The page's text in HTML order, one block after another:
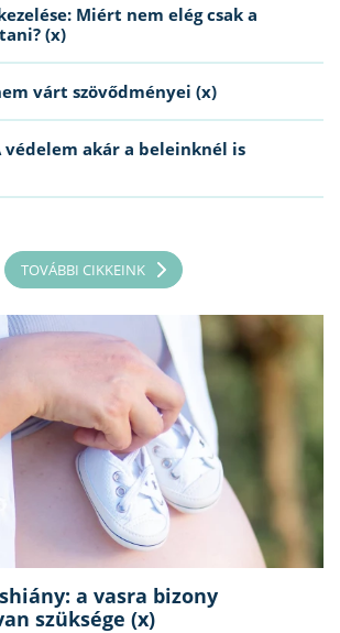
Miért nem elég csak a
(x)
várt szövődményei (x)
védelem akár a beleinknél is
TOVÁBBI CIKKEINK
a vasra bizony
szüksége (x)